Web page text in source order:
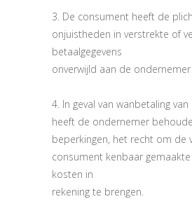
3. De consument heeft de
onjuistheden in verstrekte of
betaalgegevens
onverwijld aan de
4. In geval van wanbetaling
heeft de ondernemer
beperkingen, het recht om de
consument kenbaar
kosten in
rekening te brengen.